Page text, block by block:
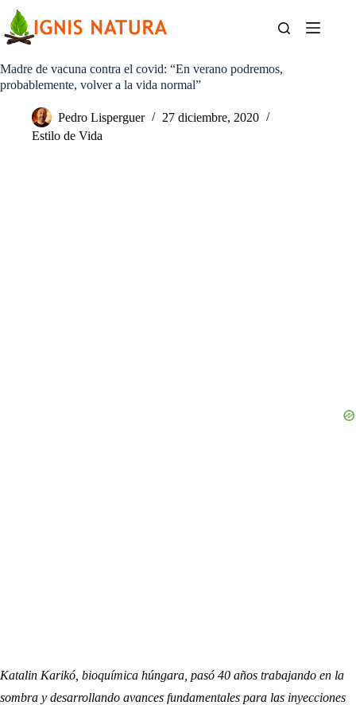
contenido
Madre de vacuna contra el covid: “En verano podremos,
probablemente, volver a la vida normal”
Pedro Lisperguer
27 diciembre, 2020
Estilo de Vida
Katalin Karikó, bioquímica húngara, pasó 40 años trabajando en la
sombra y desarrollando avances fundamentales para las inyecciones